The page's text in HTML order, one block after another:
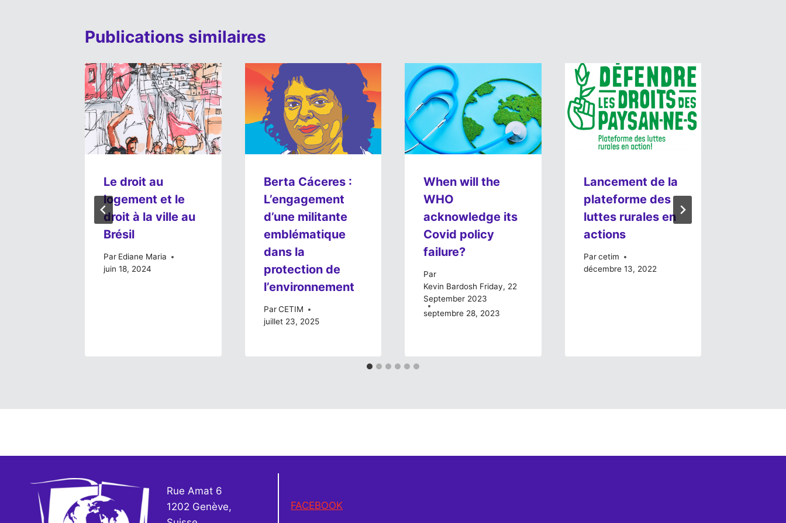
Publications similaires
Le droit au
logement et le
droit à la ville au
Brésil
Par Ediane Maria
juin 18, 2024
Berta Cáceres :
L’engagement
d’une militante
emblématique
dans la
protection de
l’environnement
Par CETIM
juillet 23, 2025
When will the
WHO
acknowledge its
Covid policy
failure?
Par
Kevin Bardosh Friday, 22
September 2023
septembre 28, 2023
Lancement de la
plateforme des
luttes rurales en
actions
Par cetim
décembre 13, 2022
Rue Amat 6
1202 Genève,
FACEBOOK